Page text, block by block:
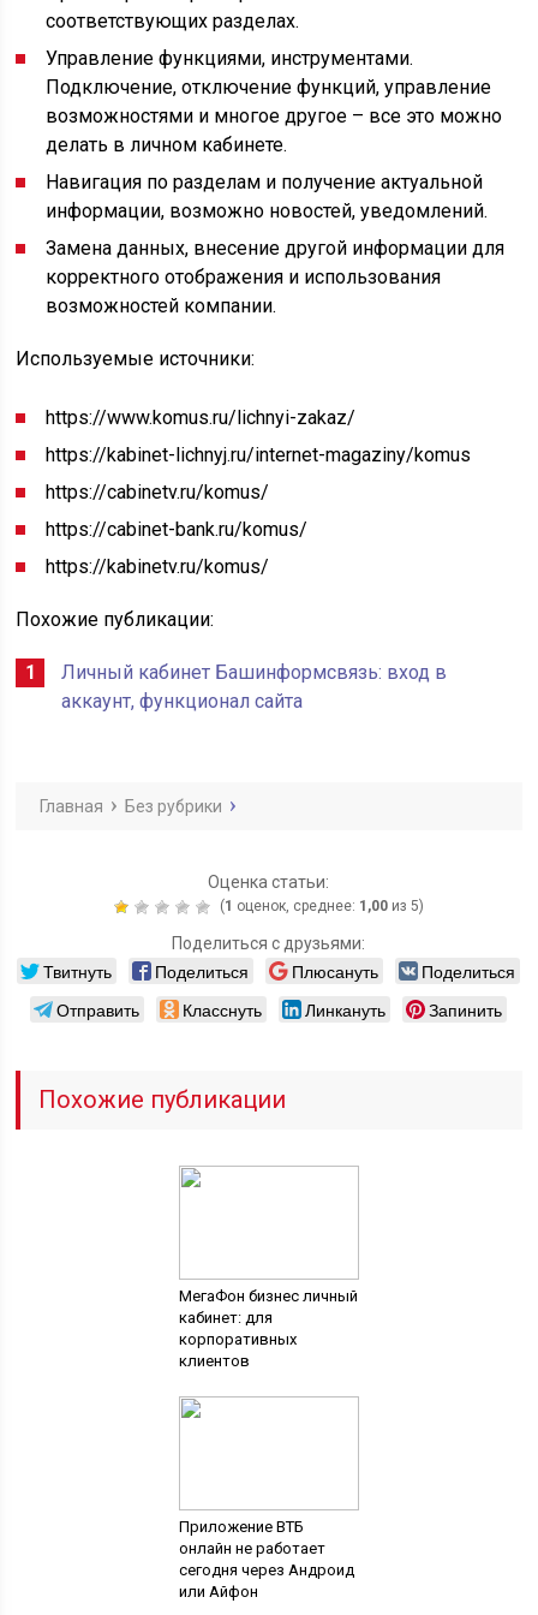
соответствующих разделах.
Управление функциями, инструментами.
Подключение, отключение функций, управление
возможностями и многое другое – все это можно
делать в личном кабинете.
Навигация по разделам и получение актуальной
информации, возможно новостей, уведомлений.
Замена данных, внесение другой информации для
корректного отображения и использования
возможностей компании.
Используемые источники:
https://www.komus.ru/lichnyi-zakaz/
https://kabinet-lichnyj.ru/internet-magaziny/komus
https://cabinetv.ru/komus/
https://cabinet-bank.ru/komus/
https://kabinetv.ru/komus/
Похожие публикации:
Личный кабинет Башинформсвязь: вход в
аккаунт, функционал сайта
Главная Без рубрики
Оценка статьи:
(1 оценок, среднее: 1,00из 5)
Поделиться с друзьями:
Твитнуть Поделиться Плюсануть
Поделиться
Отправить
Класснуть Линкануть Запинить
Похожие публикации
МегаФон бизнес личный
кабинет: для
корпоративных
клиентов
Приложение ВТБ
онлайн не работает
сегодня через Андроид
или Айфон